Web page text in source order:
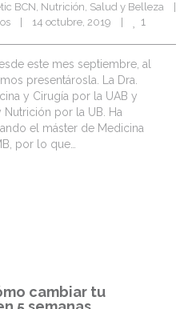
BCN, Nutrición, Salud y Belleza
    |    14 octubre, 2019    |
1
este mes septiembre, al
presentárosla. La Dra.
y Cirugía por la UAB y
por la UB. Ha
el máster de Medicina
por lo que…
cambiar tu